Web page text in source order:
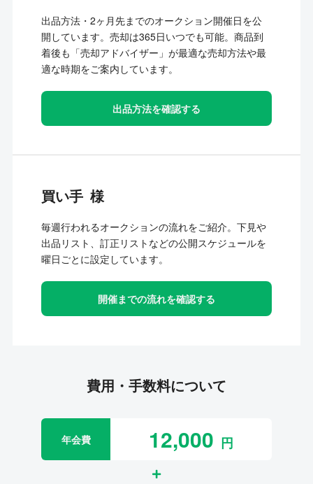
出品方法・2ヶ月先までのオークション開催日を公
開しています。売却は365日いつでも可能。商品到
着後も「売却アドバイザー」が最適な売却方法や最
適な時期をご案内しています。
出品方法を確認する
買い手
毎週行われるオークションの流れをご紹介。下見や
出品リスト、訂正リストなどの公開スケジュールを
曜日ごとに設定しています。
開催までの流れを確認する
費用・手数料について
年会費 12,000